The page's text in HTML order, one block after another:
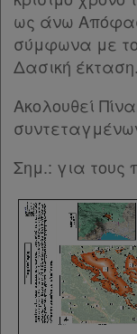
ως άνω
σύμφωνα με
Δασική έκταση.
Ακολουθεί
Σημ.: για τους